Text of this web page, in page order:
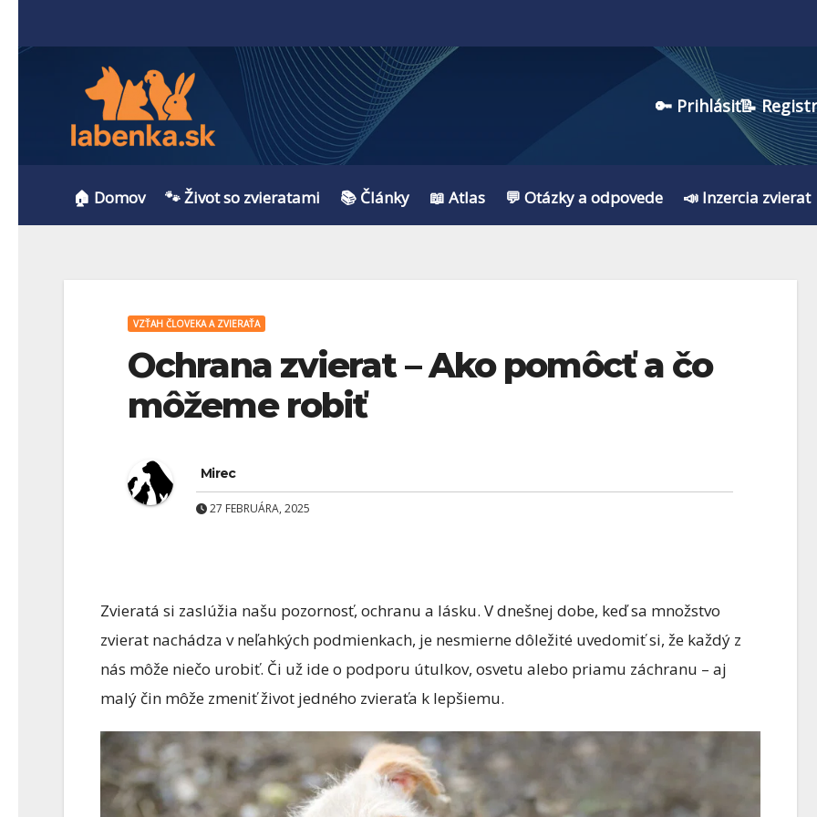
🔑 Prihlásiť📝
🏠 Domov 🐾 Život so zvieratami 📚 Články 📖 Atlas 💬 Otázky a odpovede 📣 Inzercia zvierat
VZŤAH ČLOVEKA A ZVIERAŤA
Ochrana zvierat – Ako pomôcť a čo
môžeme robiť
Mirec
27 FEBRUÁRA, 2025
Zvieratá si zaslúžia našu pozornosť, ochranu a lásku. V dnešnej dobe, keď sa množstvo
zvierat nachádza v neľahkých podmienkach, je nesmierne dôležité uvedomiť si, že každý z
nás môže niečo urobiť. Či už ide o podporu útulkov, osvetu alebo priamu záchranu – aj
malý čin môže zmeniť život jedného zvieraťa k lepšiemu.
🐠 Akvaristika –
viac než len ryby v
skle
1 FEBRUÁRA, 2026 1 COMMENTS
Ako správne
premýšľať pri
zakladaní akvária
(2. diel): Nezačni
rybami, začni
hlavou
8 FEBRUÁRA, 2026 0 COMMENTS
Ako
diel)-
chyba v
8 FEBRUÁRA, 2026